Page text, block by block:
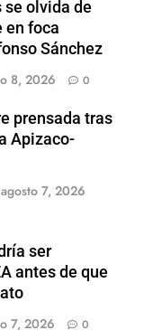
se olvida de
en foca
Sánchez
8, 2026 0
prensada tras
Apizaco-
agosto 7, 2026
ser
antes de que
7, 2026 0